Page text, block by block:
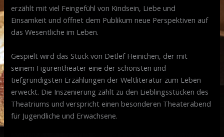
erzählt mit viel Feingefühl von Kindsein, Liebe und
Einsamkeit und öffnet dem Publikum neue Perspektiven auf
das Wesentliche im Leben.
Gespielt wird das Stück von Detlef Heinichen, der mit
seinem Figurentheater eine der schönsten und
tiefgründigsten Erzählungen der Weltliteratur zum Leben
erweckt. Die Inszenierung zählt zu den Lieblingsstücken des
Theatriums und verspricht einen besonderen Theaterabend
für Jugendliche und Erwachsene.